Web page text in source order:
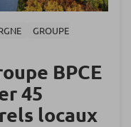
GROUPE
BPCE
45
locaux